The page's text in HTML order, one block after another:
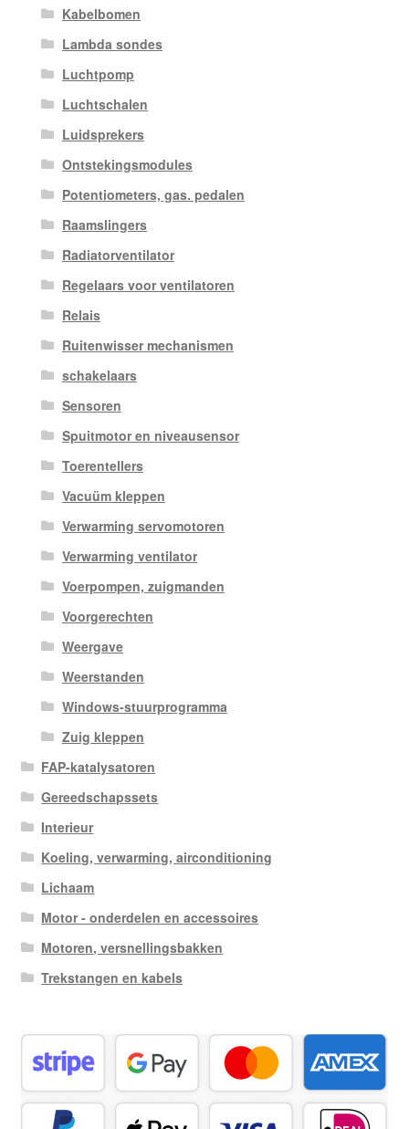
Kabelbomen
Lambda sondes
Luchtpomp
Luchtschalen
Luidsprekers
Ontstekingsmodules
Potentiometers, gas. pedalen
Raamslingers
Radiatorventilator
Regelaars voor ventilatoren
Relais
Ruitenwisser mechanismen
schakelaars
Sensoren
Spuitmotor en niveausensor
Toerentellers
Vacuüm kleppen
Verwarming servomotoren
Verwarming ventilator
Voerpompen, zuigmanden
Voorgerechten
Weergave
Weerstanden
Windows-stuurprogramma
Zuig kleppen
FAP-katalysatoren
Gereedschapssets
Interieur
Koeling, verwarming, airconditioning
Lichaam
Motor - onderdelen en accessoires
Motoren, versnellingsbakken
Trekstangen en kabels